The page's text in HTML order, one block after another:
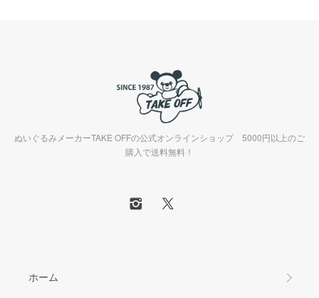
ぬいぐるみメーカーTAKE OFFの公式オンラインショップ 5000円以上のご
購入で送料無料！
ホーム